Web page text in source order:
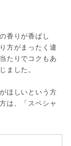
香りが香ばし
方がまったく違
たりでコクもあ
ました。
ほしいという方
は、「スペシャ